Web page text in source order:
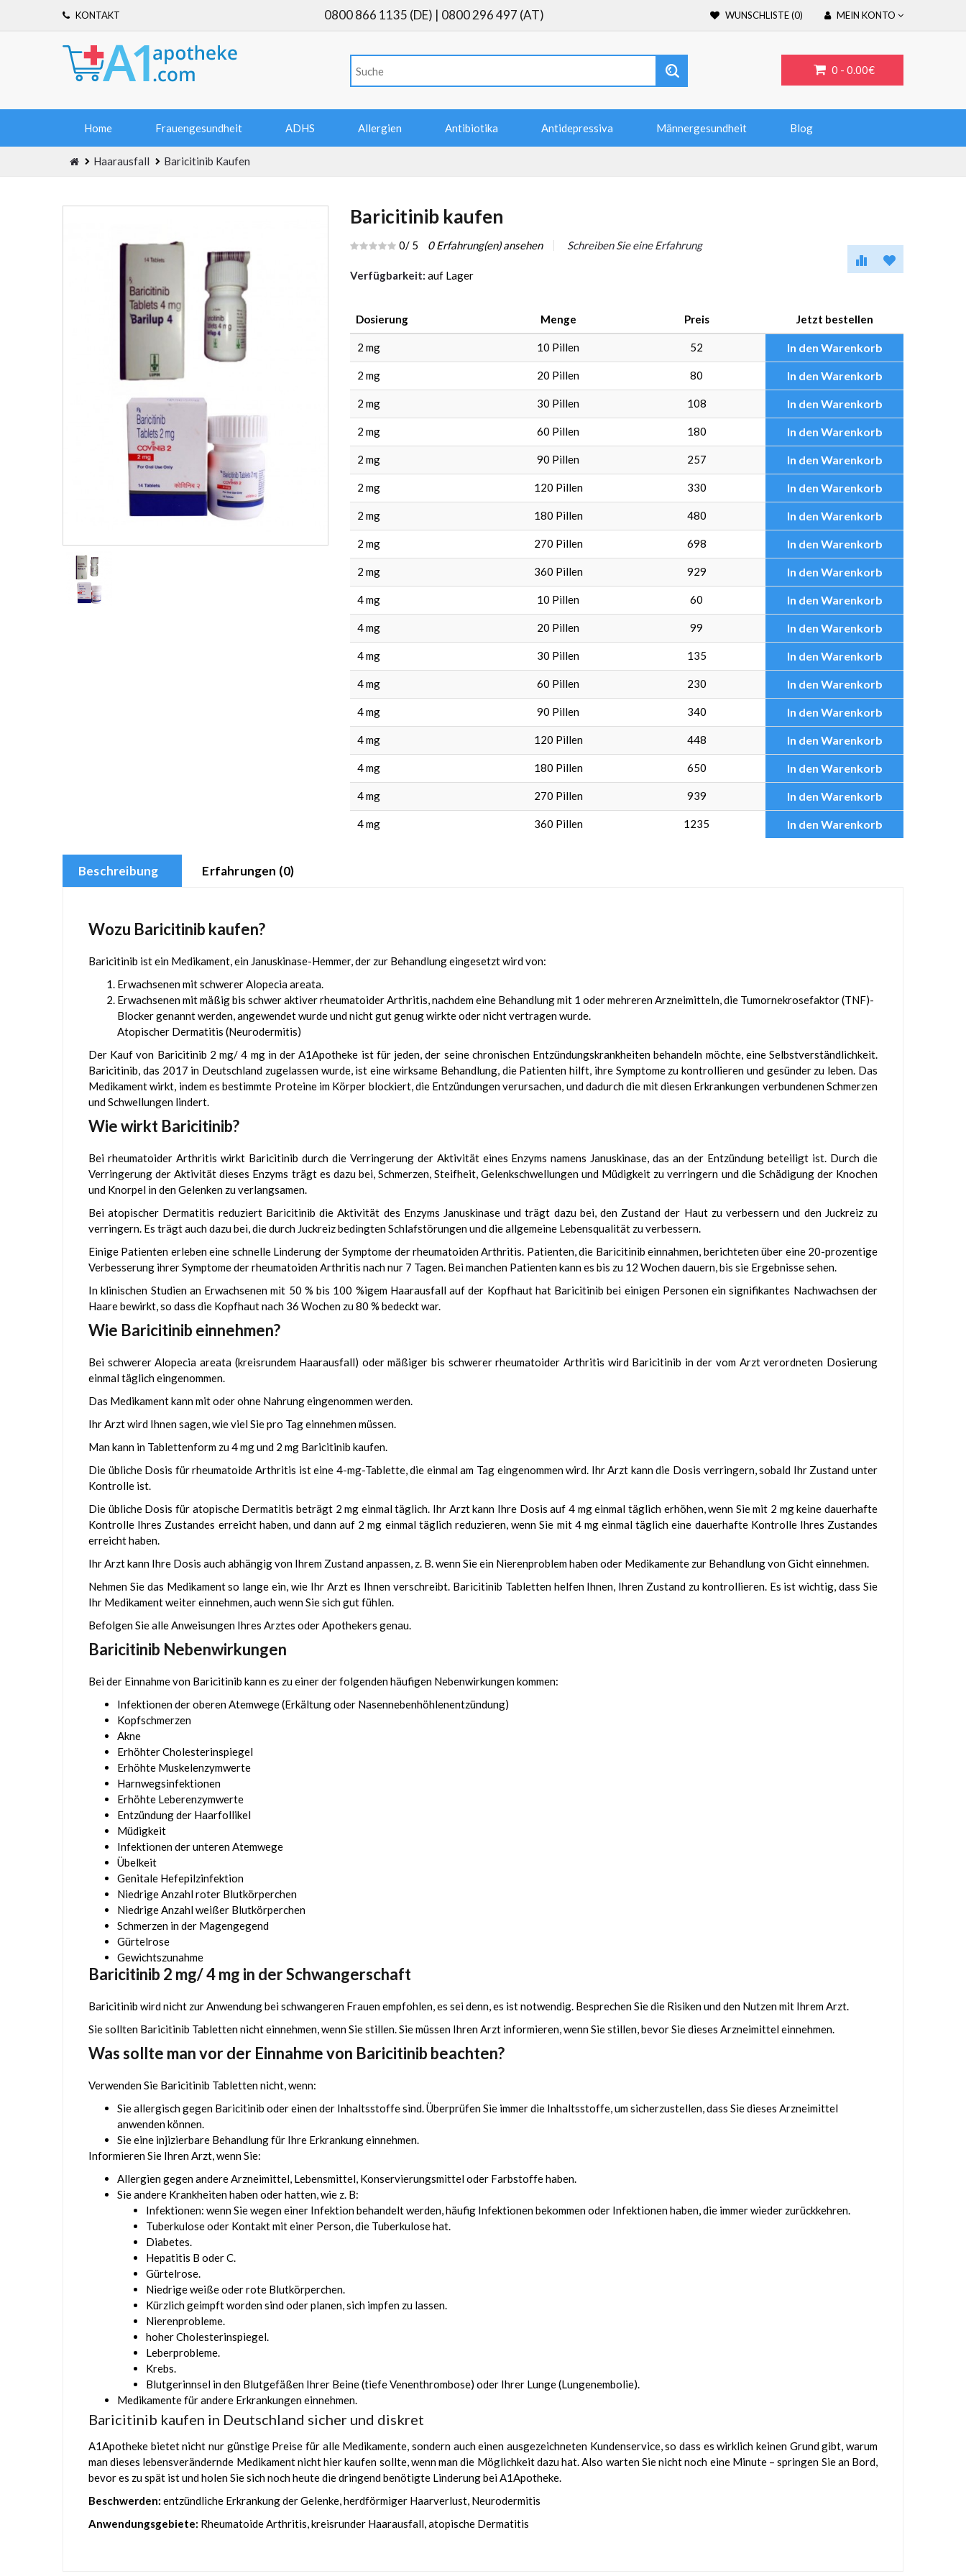
KONTAKT 0800 866 1135 (DE) | 0800 296 497 (AT) WUNSCHLISTE (0) MEIN KONTO
0 - 0.00€
Home Frauengesundheit ADHS Allergien Antibiotika Antidepressiva Männergesundheit Blog
Haarausfall Baricitinib Kaufen
Baricitinib kaufen
0/ 5 0Erfahrung(en) ansehen Schreiben Sie eine Erfahrung
Verfügbarkeit: auf Lager
Dosierung Menge Preis Jetzt bestellen
2 mg 10 Pillen 52 In den Warenkorb
2 mg 20 Pillen 80 In den Warenkorb
2 mg 30 Pillen 108 In den Warenkorb
2 mg 60 Pillen 180 In den Warenkorb
2 mg 90 Pillen 257 In den Warenkorb
2 mg 120 Pillen 330 In den Warenkorb
2 mg 180 Pillen 480 In den Warenkorb
2 mg 270 Pillen 698 In den Warenkorb
2 mg 360 Pillen 929 In den Warenkorb
4 mg 10 Pillen 60 In den Warenkorb
4 mg 20 Pillen 99 In den Warenkorb
4 mg 30 Pillen 135 In den Warenkorb
4 mg 60 Pillen 230 In den Warenkorb
4 mg 90 Pillen 340 In den Warenkorb
4 mg 120 Pillen 448 In den Warenkorb
4 mg 180 Pillen 650 In den Warenkorb
4 mg 270 Pillen 939 In den Warenkorb
4 mg 360 Pillen 1235 In den Warenkorb
Beschreibung Erfahrungen (0)
Wozu Baricitinib kaufen?
Baricitinib ist ein Medikament, ein Januskinase-Hemmer, der zur Behandlung eingesetzt wird von:
Erwachsenen mit schwerer Alopecia areata.
Erwachsenen mit mäßig bis schwer aktiver rheumatoider Arthritis, nachdem eine Behandlung mit 1 oder mehreren Arzneimitteln, die Tumornekrosefaktor (TNF)-
Blocker genannt werden, angewendet wurde und nicht gut genug wirkte oder nicht vertragen wurde.
Atopischer Dermatitis (Neurodermitis)
Der Kauf von Baricitinib 2 mg/ 4 mg in der A1Apotheke ist für jeden, der seine chronischen Entzündungskrankheiten behandeln möchte, eine Selbstverständlichkeit.
Baricitinib, das 2017 in Deutschland zugelassen wurde, ist eine wirksame Behandlung, die Patienten hilft, ihre Symptome zu kontrollieren und gesünder zu leben. Das
Medikament wirkt, indem es bestimmte Proteine im Körper blockiert, die Entzündungen verursachen, und dadurch die mit diesen Erkrankungen verbundenen Schmerzen
und Schwellungen lindert.
Wie wirkt Baricitinib?
Bei rheumatoider Arthritis wirkt Baricitinib durch die Verringerung der Aktivität eines Enzyms namens Januskinase, das an der Entzündung beteiligt ist. Durch die
Verringerung der Aktivität dieses Enzyms trägt es dazu bei, Schmerzen, Steifheit, Gelenkschwellungen und Müdigkeit zu verringern und die Schädigung der Knochen
und Knorpel in den Gelenken zu verlangsamen.
Bei atopischer Dermatitis reduziert Baricitinib die Aktivität des Enzyms Januskinase und trägt dazu bei, den Zustand der Haut zu verbessern und den Juckreiz zu
verringern. Es trägt auch dazu bei, die durch Juckreiz bedingten Schlafstörungen und die allgemeine Lebensqualität zu verbessern.
Einige Patienten erleben eine schnelle Linderung der Symptome der rheumatoiden Arthritis. Patienten, die Baricitinib einnahmen, berichteten über eine 20-prozentige
Verbesserung ihrer Symptome der rheumatoiden Arthritis nach nur 7 Tagen. Bei manchen Patienten kann es bis zu 12 Wochen dauern, bis sie Ergebnisse sehen.
In klinischen Studien an Erwachsenen mit 50 % bis 100 %igem Haarausfall auf der Kopfhaut hat Baricitinib bei einigen Personen ein signifikantes Nachwachsen der
Haare bewirkt, so dass die Kopfhaut nach 36 Wochen zu 80 % bedeckt war.
Wie Baricitinib einnehmen?
Bei schwerer Alopecia areata (kreisrundem Haarausfall) oder mäßiger bis schwerer rheumatoider Arthritis wird Baricitinib in der vom Arzt verordneten Dosierung
einmal täglich eingenommen.
Das Medikament kann mit oder ohne Nahrung eingenommen werden.
Ihr Arzt wird Ihnen sagen, wie viel Sie pro Tag einnehmen müssen.
Man kann in Tablettenform zu 4 mg und 2 mg Baricitinib kaufen.
Die übliche Dosis für rheumatoide Arthritis ist eine 4-mg-Tablette, die einmal am Tag eingenommen wird. Ihr Arzt kann die Dosis verringern, sobald Ihr Zustand unter
Kontrolle ist.
Die übliche Dosis für atopische Dermatitis beträgt 2 mg einmal täglich. Ihr Arzt kann Ihre Dosis auf 4 mg einmal täglich erhöhen, wenn Sie mit 2 mg keine dauerhafte
Kontrolle Ihres Zustandes erreicht haben, und dann auf 2 mg einmal täglich reduzieren, wenn Sie mit 4 mg einmal täglich eine dauerhafte Kontrolle Ihres Zustandes
erreicht haben.
Ihr Arzt kann Ihre Dosis auch abhängig von Ihrem Zustand anpassen, z. B. wenn Sie ein Nierenproblem haben oder Medikamente zur Behandlung von Gicht einnehmen.
Nehmen Sie das Medikament so lange ein, wie Ihr Arzt es Ihnen verschreibt. Baricitinib Tabletten helfen Ihnen, Ihren Zustand zu kontrollieren. Es ist wichtig, dass Sie
Ihr Medikament weiter einnehmen, auch wenn Sie sich gut fühlen.
Befolgen Sie alle Anweisungen Ihres Arztes oder Apothekers genau.
Baricitinib Nebenwirkungen
Bei der Einnahme von Baricitinib kann es zu einer der folgenden häufigen Nebenwirkungen kommen:
Infektionen der oberen Atemwege (Erkältung oder Nasennebenhöhlenentzündung)
Kopfschmerzen
Akne
Erhöhter Cholesterinspiegel
Erhöhte Muskelenzymwerte
Harnwegsinfektionen
Erhöhte Leberenzymwerte
Entzündung der Haarfollikel
Müdigkeit
Infektionen der unteren Atemwege
Übelkeit
Genitale Hefepilzinfektion
Niedrige Anzahl roter Blutkörperchen
Niedrige Anzahl weißer Blutkörperchen
Schmerzen in der Magengegend
Gürtelrose
Gewichtszunahme
Baricitinib 2 mg/ 4 mg in der Schwangerschaft
Baricitinib wird nicht zur Anwendung bei schwangeren Frauen empfohlen, es sei denn, es ist notwendig. Besprechen Sie die Risiken und den Nutzen mit Ihrem Arzt.
Sie sollten Baricitinib Tabletten nicht einnehmen, wenn Sie stillen. Sie müssen Ihren Arzt informieren, wenn Sie stillen, bevor Sie dieses Arzneimittel einnehmen.
Was sollte man vor der Einnahme von Baricitinib beachten?
Verwenden Sie Baricitinib Tabletten nicht, wenn:
Sie allergisch gegen Baricitinib oder einen der Inhaltsstoffe sind. Überprüfen Sie immer die Inhaltsstoffe, um sicherzustellen, dass Sie dieses Arzneimittel
anwenden können.
Sie eine injizierbare Behandlung für Ihre Erkrankung einnehmen.
Informieren Sie Ihren Arzt, wenn Sie:
Allergien gegen andere Arzneimittel, Lebensmittel, Konservierungsmittel oder Farbstoffe haben.
Sie andere Krankheiten haben oder hatten, wie z. B:
Infektionen: wenn Sie wegen einer Infektion behandelt werden, häufig Infektionen bekommen oder Infektionen haben, die immer wieder zurückkehren.
Tuberkulose oder Kontakt mit einer Person, die Tuberkulose hat.
Diabetes.
Hepatitis B oder C.
Gürtelrose.
Niedrige weiße oder rote Blutkörperchen.
Kürzlich geimpft worden sind oder planen, sich impfen zu lassen.
Nierenprobleme.
hoher Cholesterinspiegel.
Leberprobleme.
Krebs.
Blutgerinnsel in den Blutgefäßen Ihrer Beine (tiefe Venenthrombose) oder Ihrer Lunge (Lungenembolie).
Medikamente für andere Erkrankungen einnehmen.
Baricitinib kaufen in Deutschland sicher und diskret
A1Apotheke bietet nicht nur günstige Preise für alle Medikamente, sondern auch einen ausgezeichneten Kundenservice, so dass es wirklich keinen Grund gibt, warum
man dieses lebensverändernde Medikament nicht hier kaufen sollte, wenn man die Möglichkeit dazu hat. Also warten Sie nicht noch eine Minute – springen Sie an Bord,
bevor es zu spät ist und holen Sie sich noch heute die dringend benötigte Linderung bei A1Apotheke.
Beschwerden: entzündliche Erkrankung der Gelenke, herdförmiger Haarverlust, Neurodermitis
Anwendungsgebiete: Rheumatoide Arthritis, kreisrunder Haarausfall, atopische Dermatitis